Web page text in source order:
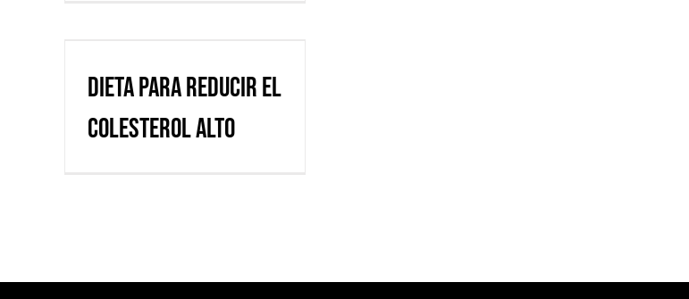
colesterol alto
Dieta para reducir el
colesterol alto